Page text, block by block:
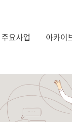
주요사업 아카이